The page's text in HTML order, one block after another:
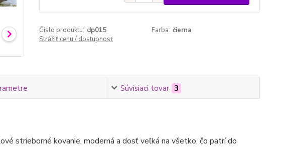
Číslo produktu: dp015 Farba: čierna
Strážiť cenu / dostupnosť
Súvisiaci tovar 3
strieborné kovanie, moderná a dosť veľká na všetko, čo patrí do